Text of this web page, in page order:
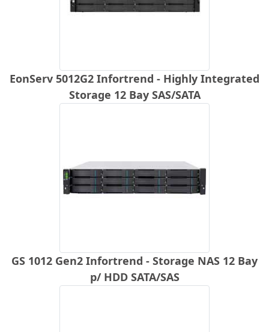
EonServ 5012G2 Infortrend - Highly Integrated
Storage 12 Bay SAS/SATA
GS 1012 Gen2 Infortrend - Storage NAS 12 Bay
p/ HDD SATA/SAS